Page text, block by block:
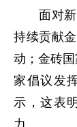
面对新
持续贡献
动；金砖国
家倡议发
示，这表